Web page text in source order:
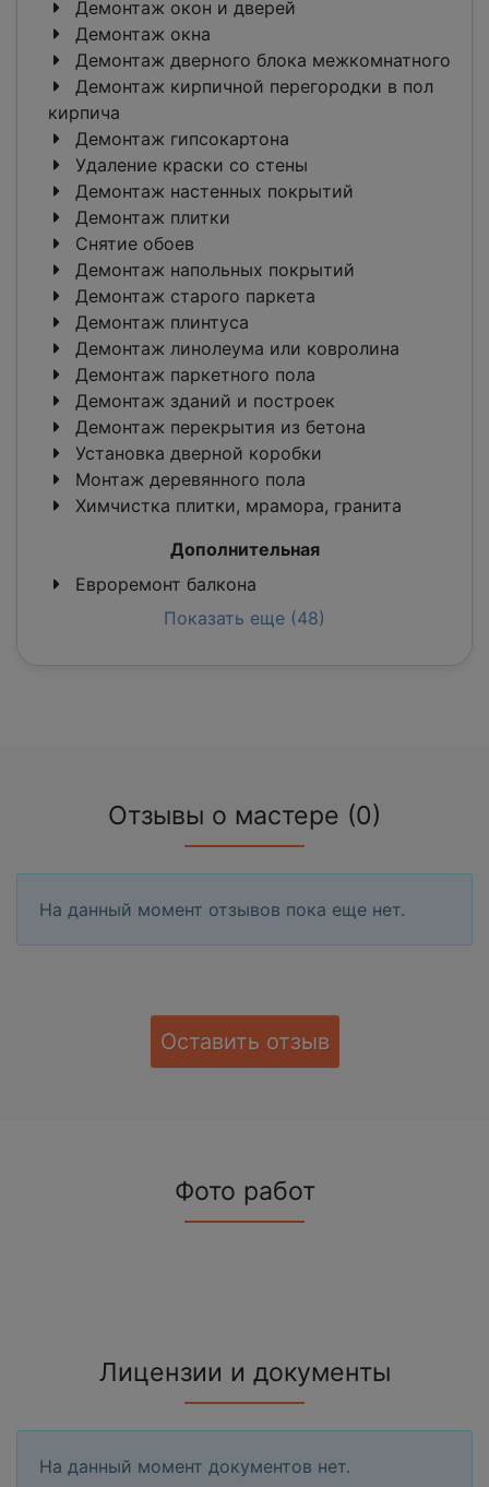
Демонтаж окон и дверей
Демонтаж окна
Демонтаж дверного блока межкомнатного
Демонтаж кирпичной перегородки в пол
кирпича
Демонтаж гипсокартона
Удаление краски со стены
Демонтаж настенных покрытий
Демонтаж плитки
Снятие обоев
Демонтаж напольных покрытий
Демонтаж старого паркета
Демонтаж плинтуса
Демонтаж линолеума или ковролина
Демонтаж паркетного пола
Демонтаж зданий и построек
Демонтаж перекрытия из бетона
Установка дверной коробки
Монтаж деревянного пола
Химчистка плитки, мрамора, гранита
Дополнительная
Евроремонт балкона
Показать еще (48)
Отзывы о мастере (0)
На данный момент отзывов пока еще нет.
Оставить отзыв
Фото работ
Лицензии и документы
На данный момент документов нет.